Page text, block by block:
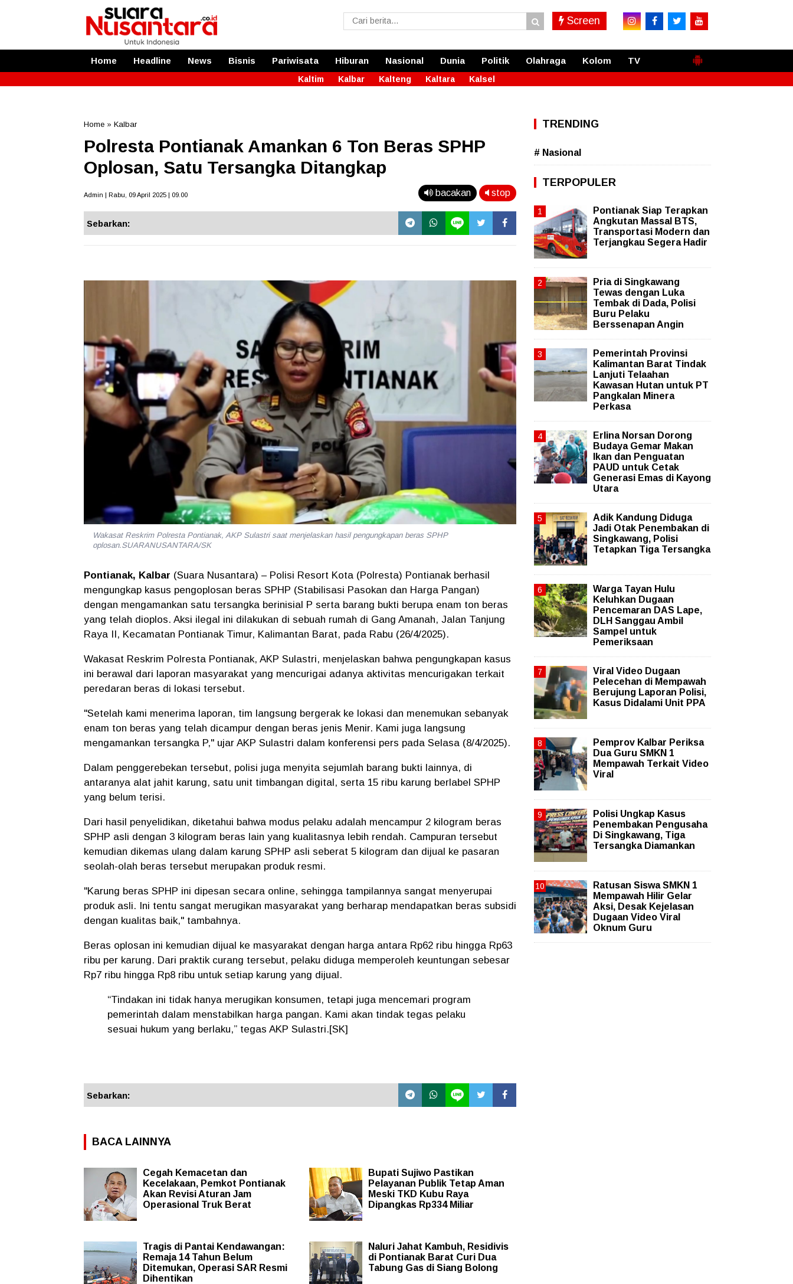
Screen
Home Headline News Bisnis Pariwisata Hiburan Nasional Dunia Politik Olahraga Kolom TV
Kaltim Kalbar Kalteng Kaltara Kalsel
Home » Kalbar
Polresta Pontianak Amankan 6 Ton Beras SPHP
Oplosan, Satu Tersangka Ditangkap
Admin | Rabu, 09 April 2025 | 09.00 bacakan stop
Sebarkan:
Wakasat Reskrim Polresta Pontianak, AKP Sulastri saat menjelaskan hasil pengungkapan beras SPHP
oplosan.SUARANUSANTARA/SK
Pontianak, Kalbar (Suara Nusantara) – Polisi Resort Kota (Polresta) Pontianak berhasil
mengungkap kasus pengoplosan beras SPHP (Stabilisasi Pasokan dan Harga Pangan)
dengan mengamankan satu tersangka berinisial P serta barang bukti berupa enam ton beras
yang telah dioplos. Aksi ilegal ini dilakukan di sebuah rumah di Gang Amanah, Jalan Tanjung
Raya II, Kecamatan Pontianak Timur, Kalimantan Barat, pada Rabu (26/4/2025).
Wakasat Reskrim Polresta Pontianak, AKP Sulastri, menjelaskan bahwa pengungkapan kasus
ini berawal dari laporan masyarakat yang mencurigai adanya aktivitas mencurigakan terkait
peredaran beras di lokasi tersebut.
"Setelah kami menerima laporan, tim langsung bergerak ke lokasi dan menemukan sebanyak
enam ton beras yang telah dicampur dengan beras jenis Menir. Kami juga langsung
mengamankan tersangka P," ujar AKP Sulastri dalam konferensi pers pada Selasa (8/4/2025).
Dalam penggerebekan tersebut, polisi juga menyita sejumlah barang bukti lainnya, di
antaranya alat jahit karung, satu unit timbangan digital, serta 15 ribu karung berlabel SPHP
yang belum terisi.
Dari hasil penyelidikan, diketahui bahwa modus pelaku adalah mencampur 2 kilogram beras
SPHP asli dengan 3 kilogram beras lain yang kualitasnya lebih rendah. Campuran tersebut
kemudian dikemas ulang dalam karung SPHP asli seberat 5 kilogram dan dijual ke pasaran
seolah-olah beras tersebut merupakan produk resmi.
"Karung beras SPHP ini dipesan secara online, sehingga tampilannya sangat menyerupai
produk asli. Ini tentu sangat merugikan masyarakat yang berharap mendapatkan beras subsidi
dengan kualitas baik," tambahnya.
Beras oplosan ini kemudian dijual ke masyarakat dengan harga antara Rp62 ribu hingga Rp63
ribu per karung. Dari praktik curang tersebut, pelaku diduga memperoleh keuntungan sebesar
Rp7 ribu hingga Rp8 ribu untuk setiap karung yang dijual.
“Tindakan ini tidak hanya merugikan konsumen, tetapi juga mencemari program
pemerintah dalam menstabilkan harga pangan. Kami akan tindak tegas pelaku
sesuai hukum yang berlaku,” tegas AKP Sulastri.[SK]
Sebarkan:
BACA LAINNYA
Cegah Kemacetan dan
Kecelakaan, Pemkot Pontianak
Akan Revisi Aturan Jam
Operasional Truk Berat
Bupati Sujiwo Pastikan
Pelayanan Publik Tetap Aman
Meski TKD Kubu Raya
Dipangkas Rp334 Miliar
Tragis di Pantai Kendawangan:
Remaja 14 Tahun Belum
Ditemukan, Operasi SAR Resmi
Dihentikan
Naluri Jahat Kambuh, Residivis
di Pontianak Barat Curi Dua
Tabung Gas di Siang Bolong
TRENDING
# Nasional
TERPOPULER
Pontianak Siap Terapkan
Angkutan Massal BTS,
Transportasi Modern dan
Terjangkau Segera Hadir
Pria di Singkawang
Tewas dengan Luka
Tembak di Dada, Polisi
Buru Pelaku
Berssenapan Angin
Pemerintah Provinsi
Kalimantan Barat Tindak
Lanjuti Telaahan
Kawasan Hutan untuk PT
Pangkalan Minera
Perkasa
Erlina Norsan Dorong
Budaya Gemar Makan
Ikan dan Penguatan
PAUD untuk Cetak
Generasi Emas di Kayong
Utara
Adik Kandung Diduga
Jadi Otak Penembakan di
Singkawang, Polisi
Tetapkan Tiga Tersangka
Warga Tayan Hulu
Keluhkan Dugaan
Pencemaran DAS Lape,
DLH Sanggau Ambil
Sampel untuk
Pemeriksaan
Viral Video Dugaan
Pelecehan di Mempawah
Berujung Laporan Polisi,
Kasus Didalami Unit PPA
Pemprov Kalbar Periksa
Dua Guru SMKN 1
Mempawah Terkait Video
Viral
Polisi Ungkap Kasus
Penembakan Pengusaha
Di Singkawang, Tiga
Tersangka Diamankan
Ratusan Siswa SMKN 1
Mempawah Hilir Gelar
Aksi, Desak Kejelasan
Dugaan Video Viral
Oknum Guru